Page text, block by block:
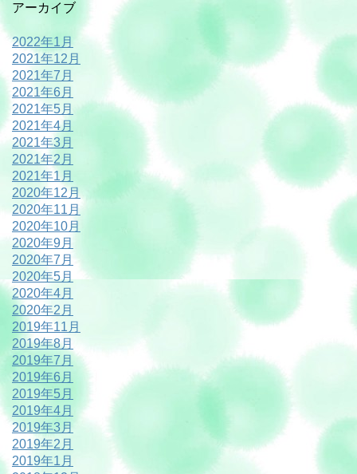
アーカイブ
2022年1月
2021年12月
2021年7月
2021年6月
2021年5月
2021年4月
2021年3月
2021年2月
2021年1月
2020年12月
2020年11月
2020年10月
2020年9月
2020年7月
2020年5月
2020年4月
2020年2月
2019年11月
2019年8月
2019年7月
2019年6月
2019年5月
2019年4月
2019年3月
2019年2月
2019年1月